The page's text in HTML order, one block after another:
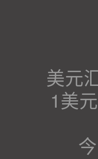
美元
1美